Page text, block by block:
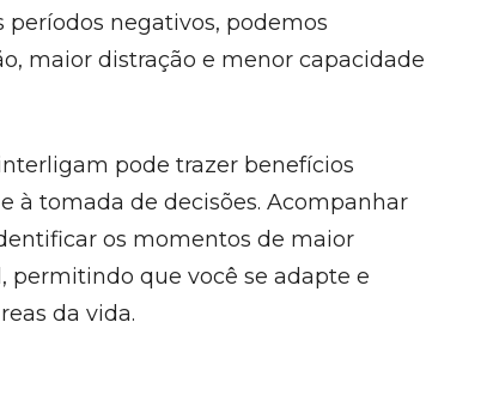
negativos, podemos
maior distração e menor capacidade
pode trazer benefícios
e à tomada de decisões. Acompanhar
os momentos de maior
permitindo que você se adapte e
da vida.